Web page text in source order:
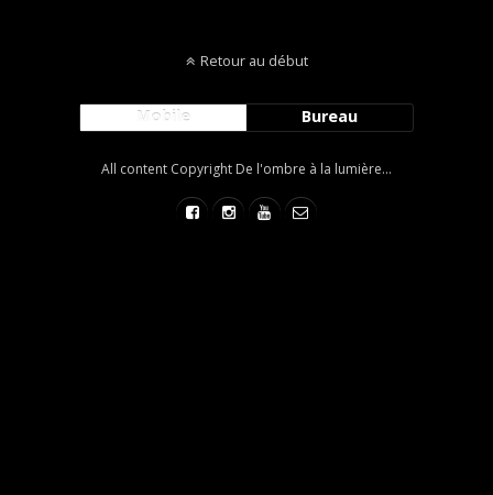
Retour au début
Mobile Bureau
All content Copyright De l'ombre à la lumière...